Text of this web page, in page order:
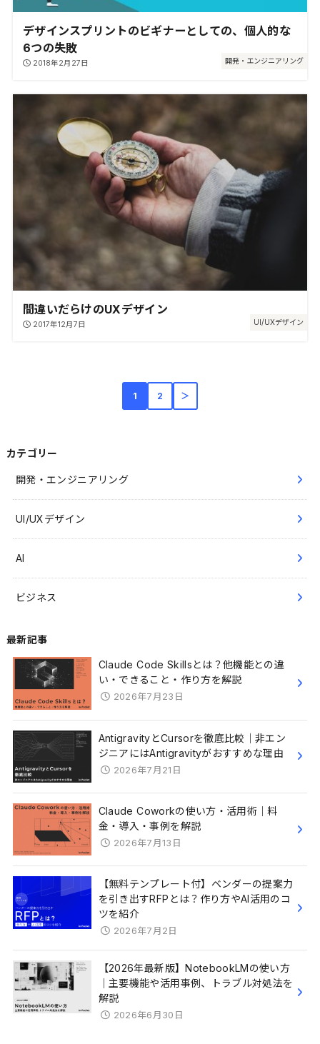
開発・エンジニアリング
デザインスプリントのビギナーとしての、個人的な
6つの失敗
2018年2月27日
UI/UXデザイン
間違いだらけのUXデザイン
2017年12月7日
1 2 ＞
カテゴリー
開発・エンジニアリング
UI/UXデザイン
AI
ビジネス
最新記事
Claude Code Skillsとは？他機能との違
い・できること・作り方を解説
2026年7月23日
AntigravityとCursorを徹底比較｜非エン
ジニアにはAntigravityがおすすめな理由
2026年7月21日
Claude Coworkの使い方・活用術｜料
金・導入・事例を解説
2026年7月13日
【無料テンプレート付】ベンダーの提案力
を引き出すRFPとは？作り方やAI活用のコ
ツを紹介
2026年7月2日
【2026年最新版】NotebookLMの使い方
｜主要機能や活用事例、トラブル対処法を
解説
2026年6月30日